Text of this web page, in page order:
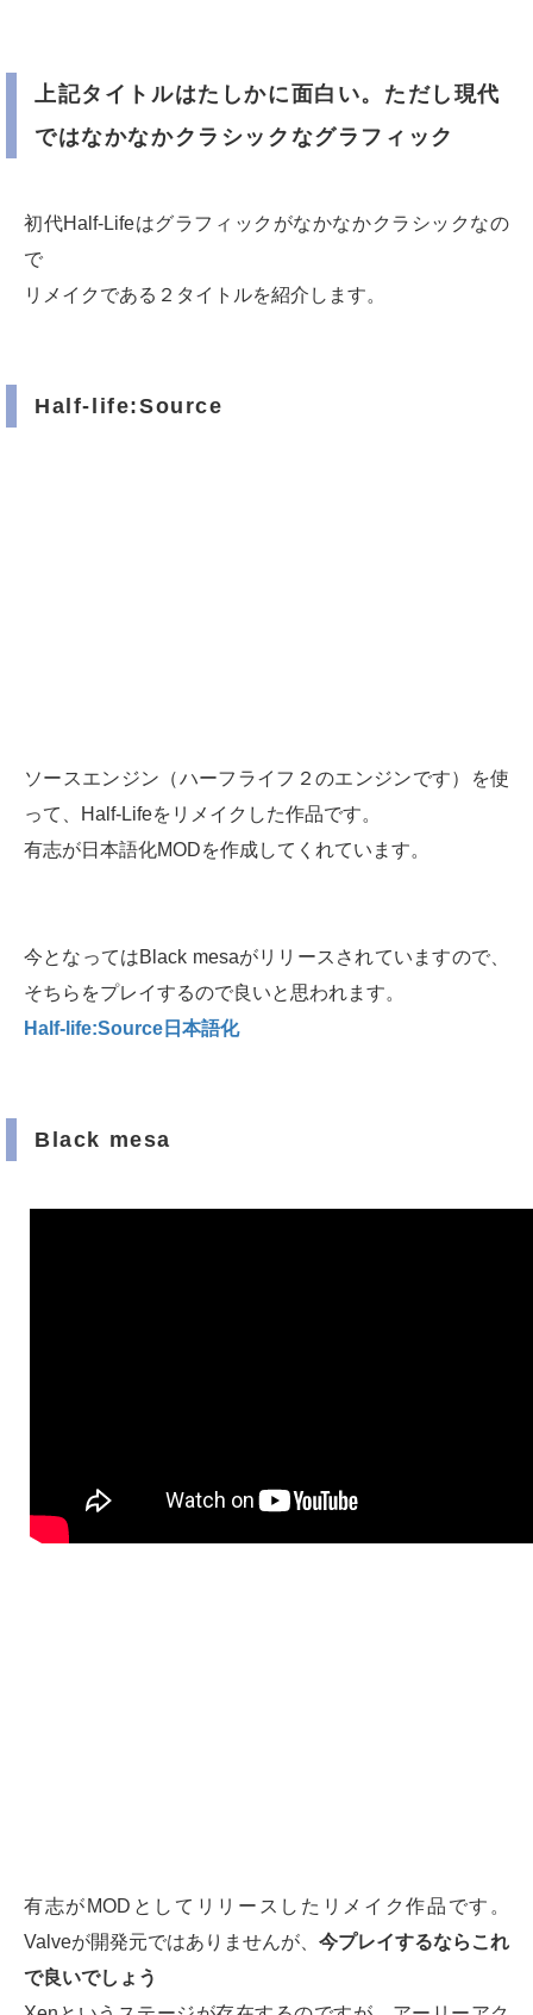
上記タイトルはたしかに面白い。ただし現代
ではなかなかクラシックなグラフィック
初代Half-Lifeはグラフィックがなかなかクラシックなの
で
リメイクである２タイトルを紹介します。
Half-life:Source
ソースエンジン（ハーフライフ２のエンジンです）を使
って、Half-Lifeをリメイクした作品です。
有志が日本語化MODを作成してくれています。
今となってはBlack mesaがリリースされていますので、
そちらをプレイするので良いと思われます。
Half-life:Source日本語化
Black mesa
有志がMODとしてリリースしたリメイク作品です。
Valveが開発元ではありませんが、 今プレイするならこれ
で良いでしょう